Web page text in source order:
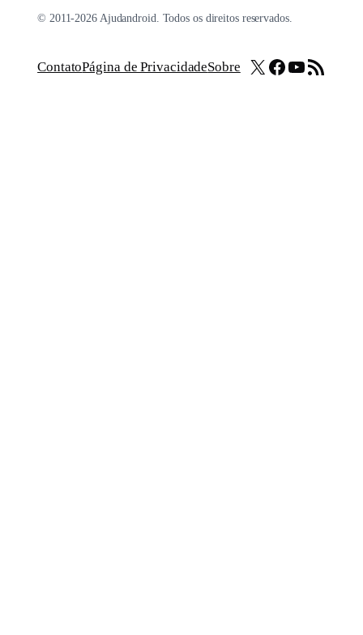
© 2011-2026 Ajudandroid. Todos os direitos reservados.
ContatoPágina de PrivacidadeSobre X Facebook
Youtube
Feed RSS